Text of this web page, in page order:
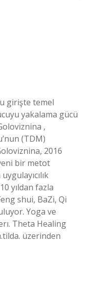
girişte temel
yakalama gücü
,
(TDM)
2016
bir metot
yıldan fazla
shui, BaZi, Qi
Yoga ve
Theta Healing
üzerinden